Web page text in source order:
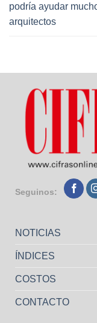
podría ayudar
arquitectos
Seguinos:
NOTICIAS
ÍNDICES
COSTOS
CONTACTO